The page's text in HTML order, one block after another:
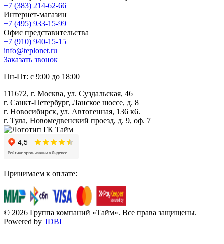
+7 (383) 214-62-66
Интернет-магазин
+7 (495) 933-15-99
Офис представительства
+7 (910) 940-15-15
info@teplonet.ru
Заказать звонок
Пн-Пт: с 9:00 до 18:00
111672, г. Москва, ул. Суздальская, 46
г. Санкт-Петербург, Ланское шоссе, д. 8
г. Новосибирск, ул. Автогенная, 136 к6.
г. Тула, Новомедвенский проезд, д. 9, оф. 7
Принимаем к оплате:
© 2026 Группа компаний «Тайм». Все права защищены.
Powered by IDBI